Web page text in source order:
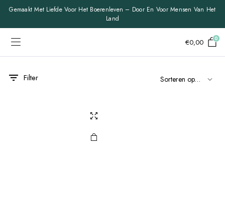
Gemaakt Met Liefde Voor Het Boerenleven – Door En Voor Mensen Van Het
Land
€0,00 0
Filter